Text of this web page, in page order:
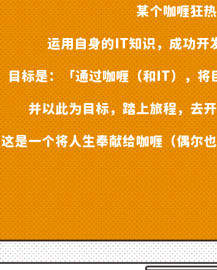
某个咖喱狂
运用自身的IT知识，成功
目标是：「通过咖喱（和IT），将
并以此为目标，踏上旅程，去
这是一个将人生奉献给咖喱（偶尔